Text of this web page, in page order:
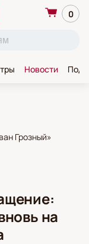
0
Новости
Грозный»
на